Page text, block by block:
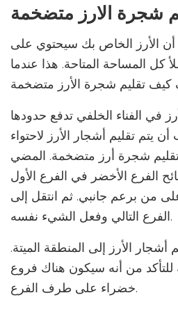
شجرة الارز متضخمة
الأرز الخاص بك سيحتوي على
كل المساحة المتاحة. هذا عندما
في الفناء الخلفي تدفع حدودها
يتم تقليم أشجار الأرز لاحتواء
تقليم شجرة أرز متضخمة. المضي
الفرع الأخضر في الفرع الأول
من برعم جانبي. ثم انتقل إلى
الفرع التالي وفعل الشيء نفسه.
أشجار الأرز إلى المنطقة الميتة.
من أنه سيكون هناك فروع
خضراء على طرف الفرع.